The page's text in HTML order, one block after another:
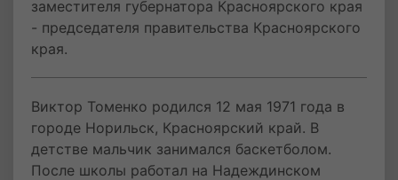
заместителя губернатора Красноярского края
- председателя правительства Красноярского
края.
Виктор Томенко родился 12 мая 1971 года в
городе Норильск, Красноярский край. В
детстве мальчик занимался баскетболом.
После школы работал на Надеждинском